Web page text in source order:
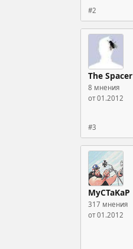
#2
The Spacer
8 мнения
от 01.2012
#3
MyCTaKaP
317 мнения
от 01.2012